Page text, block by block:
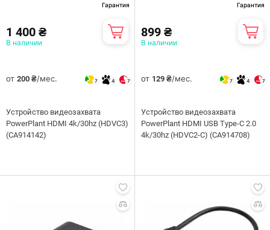
Гарантия
1 400 ₴
В наличии
от 200 ₴/мес. 7 4 7
Устройство видеозахвата
PowerPlant HDMI 4k/30hz (HDVC3)
(CA914142)
Гарантия
899 ₴
В наличии
от 129 ₴/мес. 7 4 7
Устройство видеозахвата
PowerPlant HDMI USB Type-C 2.0
4k/30hz (HDVC2-C) (CA914708)